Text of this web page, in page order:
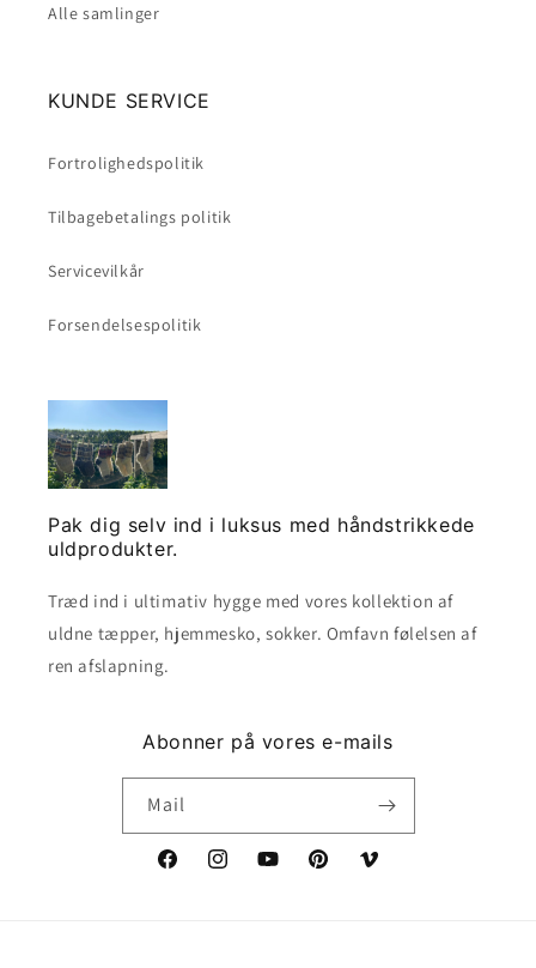
Alle samlinger
KUNDE SERVICE
Fortrolighedspolitik
Tilbagebetalings politik
Servicevilkår
Forsendelsespolitik
Pak dig selv ind i luksus med håndstrikkede
uldprodukter.
Træd ind i ultimativ hygge med vores kollektion af
uldne tæpper, hjemmesko, sokker. Omfavn følelsen af ​​
ren afslapning.
Abonner på vores e-mails
Mail
FacebookInstagramYouTubePinterestVimeo